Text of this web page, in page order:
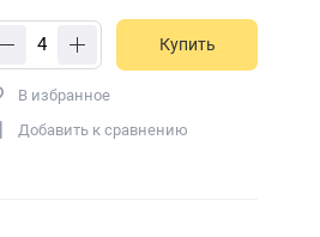
Купить
В избранное
Добавить к сравнению